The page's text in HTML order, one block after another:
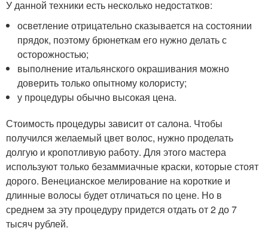
У данной техники есть несколько недостатков:
осветление отрицательно сказывается на состоянии
прядок, поэтому брюнеткам его нужно делать с
осторожностью;
выполнение итальянского окрашивания можно
доверить только опытному колористу;
у процедуры обычно высокая цена.
Стоимость процедуры зависит от салона. Чтобы
получился желаемый цвет волос, нужно проделать
долгую и кропотливую работу. Для этого мастера
используют только безаммиачные краски, которые стоят
дорого. Венецианское мелирование на короткие и
длинные волосы будет отличаться по цене. Но в
среднем за эту процедуру придется отдать от 2 до 7
тысяч рублей.